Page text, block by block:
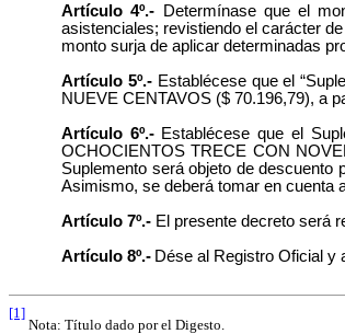
Artículo 4º.- Determínase que el
asistenciales; revistiendo el carácter
monto surja de aplicar determinadas
Artículo 5º.-Establécese que el
NUEVE CENTAVOS ($ 70.196,79), a
Artículo 6º.-Establécese que el
OCHOCIENTOS TRECE CON
Suplemento será objeto de descuento
Asimismo, se deberá tomar en cuenta
Artículo 7º.- El presente decreto será
Artículo 8º.- Dése al Registro Oficial y
[1]
Nota: Título dado por el Digesto.